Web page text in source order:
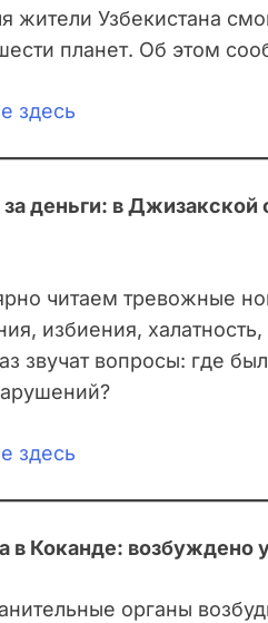
жители Узбекистана
планет. Об этом
здесь
деньги: в Джизакской
читаем тревожные
избиения,
звучат вопросы: где
здесь
в Коканде: возбуждено
органы